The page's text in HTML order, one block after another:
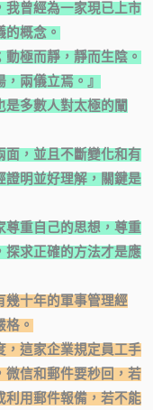
我曾經為一家現已上市
概念。
極而靜，靜而生陰。
兩儀立焉。』
是多數人對太極的闡
面，並且不斷變化和有
證明並好理解，關鍵是
尊重自己的思想，尊重
探求正確的方法才是應
幾十年的軍事管理經
。
，這家企業規定員工手
微信和郵件要秒回，若
利用郵件報備，若不能